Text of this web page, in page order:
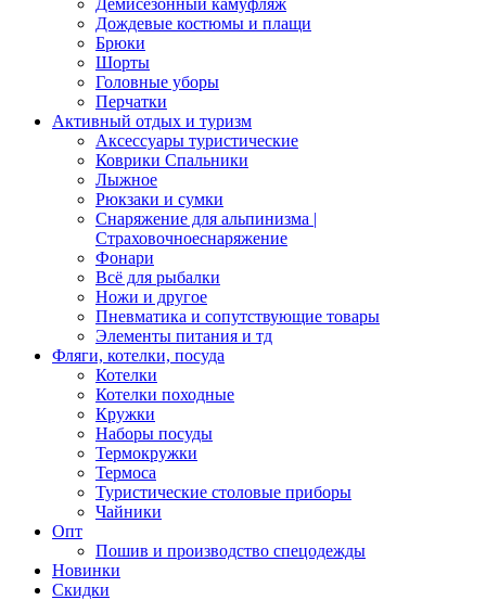
Демисезонный камуфляж
Дождевые костюмы и плащи
Брюки
Шорты
Головные уборы
Перчатки
Активный отдых и туризм
Аксессуары туристические
Коврики Спальники
Лыжное
Рюкзаки и сумки
Снаряжение для альпинизма |
Страховочноеснаряжение
Фонари
Всё для рыбалки
Ножи и другое
Пневматика и сопутствующие товары
Элементы питания и тд
Фляги, котелки, посуда
Котелки
Котелки походные
Кружки
Наборы посуды
Термокружки
Термоса
Туристические столовые приборы
Чайники
Опт
Пошив и производство спецодежды
Новинки
Скидки